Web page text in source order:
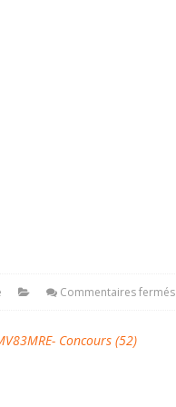
Commentaires fermés
Concours (52)